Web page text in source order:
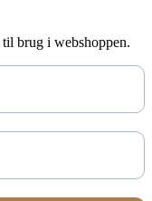
til brug i webshoppen.